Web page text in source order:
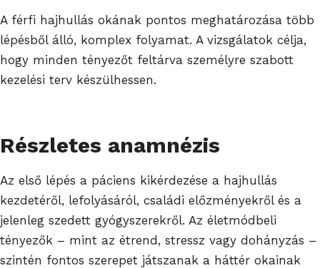
A férfi hajhullás okának pontos meghatározása több
lépésből álló, komplex folyamat. A vizsgálatok célja,
hogy minden tényezőt feltárva személyre szabott
kezelési terv készülhessen.
Részletes anamnézis
Az első lépés a páciens kikérdezése a hajhullás
kezdetéről, lefolyásáról, családi előzményekről és a
jelenleg szedett gyógyszerekről. Az életmódbeli
tényezők – mint az étrend, stressz vagy dohányzás –
szintén fontos szerepet játszanak a háttér okainak